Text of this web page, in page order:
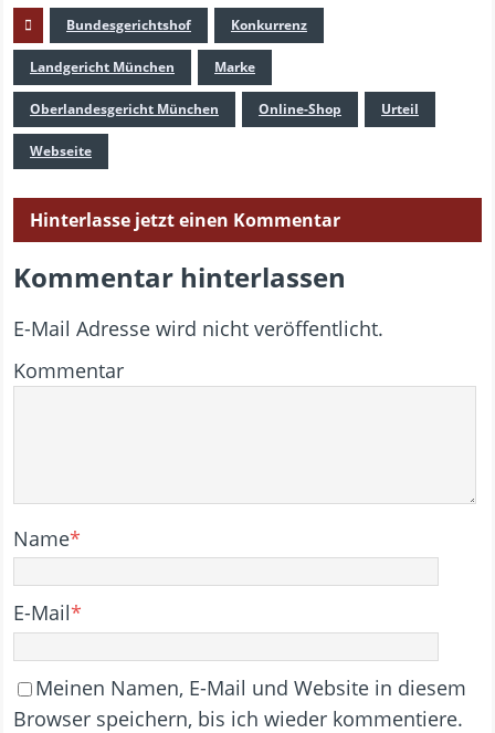
Bundesgerichtshof Konkurrenz
Landgericht München Marke
Oberlandesgericht München Online-Shop Urteil
Webseite
Hinterlasse jetzt einen Kommentar
Kommentar hinterlassen
E-Mail Adresse wird nicht veröffentlicht.
Kommentar
Name*
E-Mail*
Meinen Namen, E-Mail und Website in diesem
Browser speichern, bis ich wieder kommentiere.